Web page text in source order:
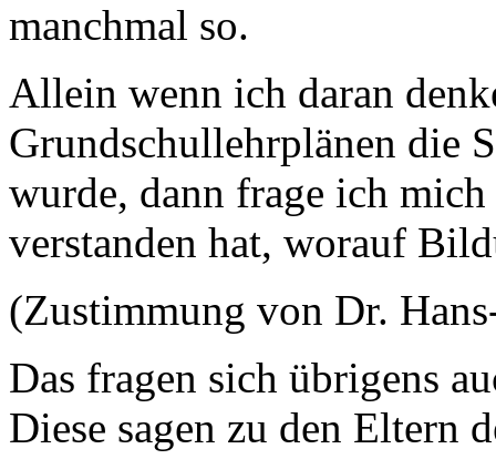
manchmal so.
Allein wenn ich daran
Grundschullehrplänen die
wurde, dann frage ich
verstanden hat, worauf
(Zustimmung von Dr.
Das fragen sich übrigens
Diese sagen zu den Eltern